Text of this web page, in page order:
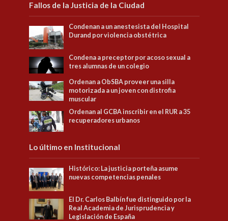
Fallos de la Justicia de la Ciudad
Condenan a un anestesista del Hospital
Durand por violencia obstétrica
Condena a preceptor por acoso sexual a
tres alumnas de un colegio
Ordenan a ObSBA proveer una silla
motorizada a un joven con distrofia
muscular
Ordenan al GCBA inscribir en el RUR a 35
recuperadores urbanos
Lo último en Institucional
Histórico: La justicia porteña asume
nuevas competencias penales
El Dr. Carlos Balbín fue distinguido por la
Real Academia de Jurisprudencia y
Legislación de España